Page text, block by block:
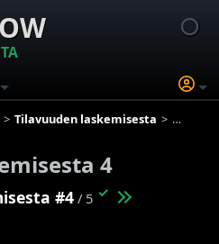
Tilavuuden laskemisesta
4
#4/ 5 ✓